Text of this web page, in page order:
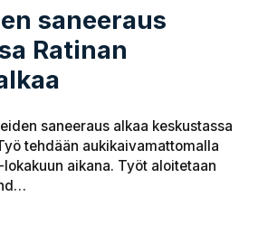
saneeraus
Ratinan
saneeraus alkaa keskustassa
tehdään aukikaivamattomalla
aikana. Työt aloitetaan